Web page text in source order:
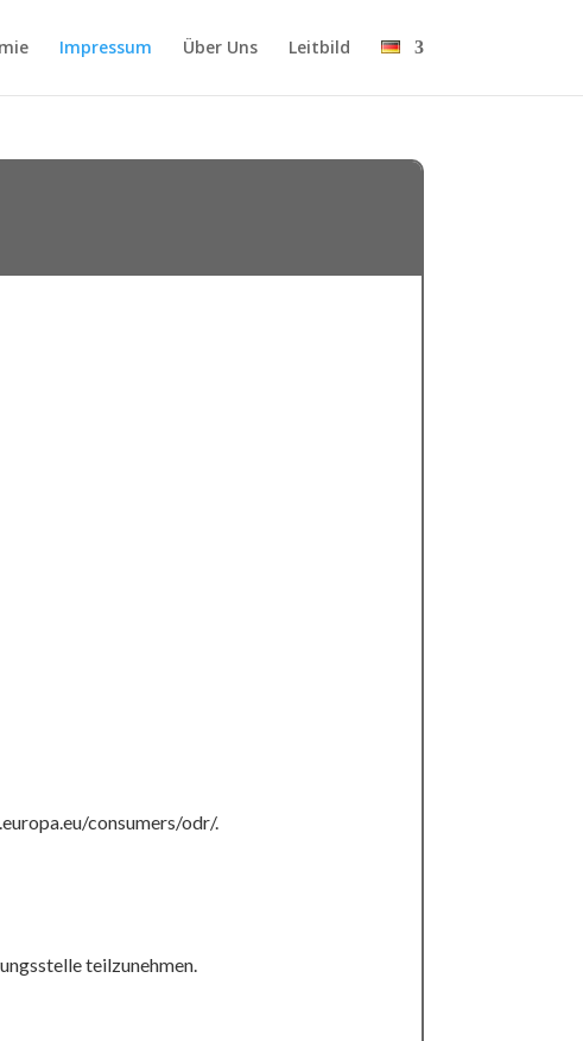
Impressum Über Uns Leitbild
consumers/odr/.
teilzunehmen.